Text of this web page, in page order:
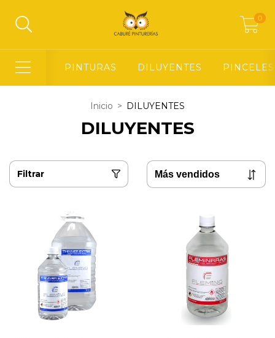
0
PINTURAS DILUYENTES
Inicio > DILUYENTES
DILUYENTES
Filtrar